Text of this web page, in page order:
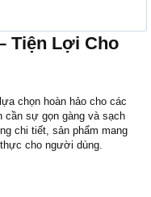
Tiện Lợi Cho
chọn hoàn hảo cho các
cần sự gọn gàng và sạch
chi tiết, sản phẩm mang
cho người dùng.